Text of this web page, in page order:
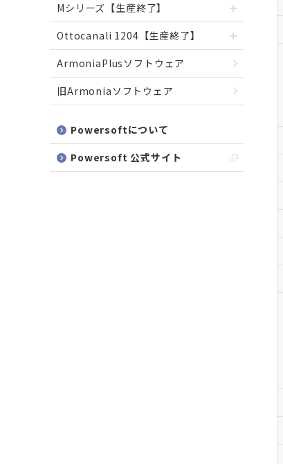
Mシリーズ【生産終了】
Ottocanali 1204【生産終了】
ArmoniaPlusソフトウェア
旧Armoniaソフトウェア
Powersoftについて
Powersoft 公式サイト